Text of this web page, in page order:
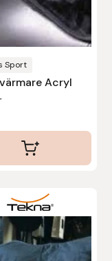
Sport
Acryl